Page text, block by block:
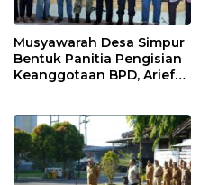
Musyawarah Desa Simpur
Bentuk Panitia Pengisian
Keanggotaan BPD, Arief